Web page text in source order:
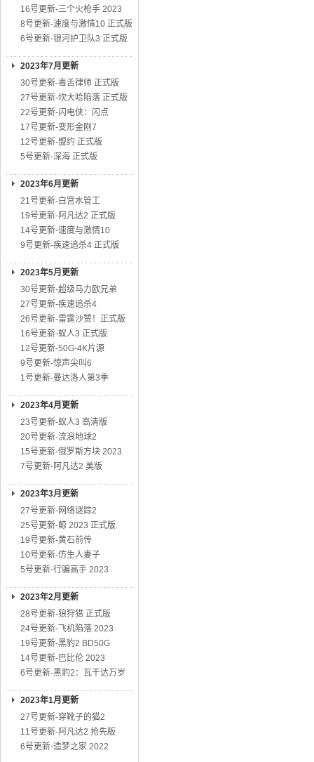
16号更新-三个火枪手 2023
8号更新-速度与激情10 正式版
6号更新-银河护卫队3 正式版
2023年7月更新
30号更新-毒舌律师 正式版
27号更新-坎大哈陷落 正式版
22号更新-闪电侠：闪点
17号更新-变形金刚7
12号更新-盟约 正式版
5号更新-深海 正式版
2023年6月更新
21号更新-白宫水管工
19号更新-阿凡达2 正式版
14号更新-速度与激情10
9号更新-疾速追杀4 正式版
2023年5月更新
30号更新-超级马力欧兄弟
27号更新-疾速追杀4
26号更新-雷霆沙赞！正式版
16号更新-蚁人3 正式版
12号更新-50G-4K片源
9号更新-惊声尖叫6
1号更新-曼达洛人第3季
2023年4月更新
23号更新-蚁人3 高清版
20号更新-流浪地球2
15号更新-俄罗斯方块 2023
7号更新-阿凡达2 美版
2023年3月更新
27号更新-网络谜踪2
25号更新-鲸 2023 正式版
19号更新-黄石前传
10号更新-仿生人妻子
5号更新-行骗高手 2023
2023年2月更新
28号更新-狼狩猎 正式版
24号更新-飞机陷落 2023
19号更新-黑豹2 BD50G
14号更新-巴比伦 2023
6号更新-黑豹2：瓦干达万岁
2023年1月更新
27号更新-穿靴子的猫2
11号更新-阿凡达2 抢先版
6号更新-造梦之家 2022